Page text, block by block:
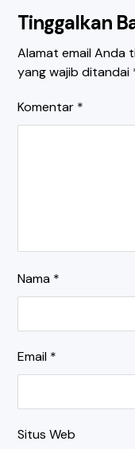
Tinggalkan
Alamat email Anda
yang wajib ditandai
Komentar *
Nama *
Email *
Situs Web